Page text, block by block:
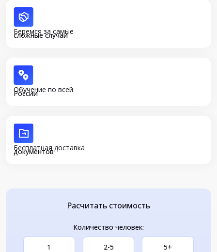
Беремся за самые
сложные случаи
Обучение по всей
России
Бесплатная доставка
документов
Расчитать стоимость
Количество человек:
1 2-5 5+